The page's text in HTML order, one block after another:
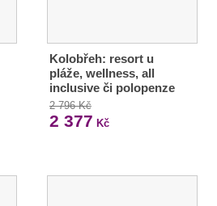
Kolobřeh: resort u
pláže, wellness, all
inclusive či polopenze
2 796 Kč
2 377 Kč